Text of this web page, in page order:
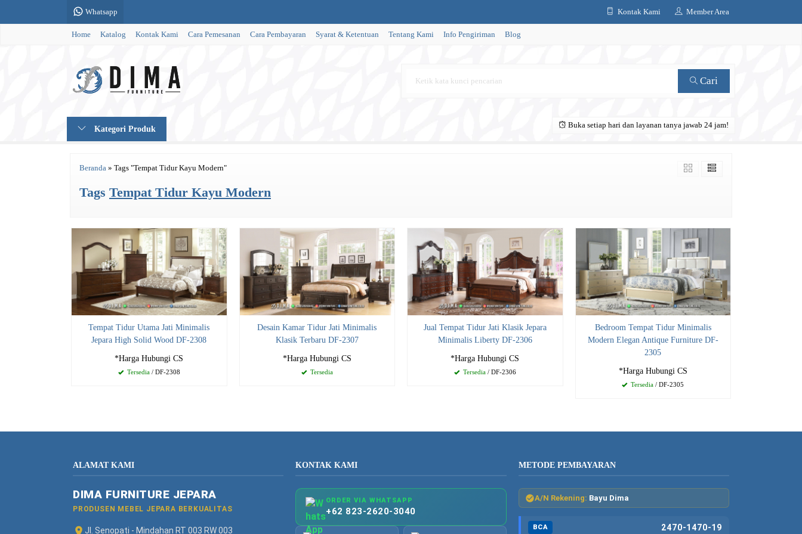
Whatsapp Kontak Kami Member Area
Home Katalog Kontak Kami Cara Pemesanan Cara Pembayaran Syarat & Ketentuan Tentang Kami Info Pengiriman Blog
Cari
Kategori Produk Buka setiap hari dan layanan tanya jawab 24 jam!
Beranda » Tags "Tempat Tidur Kayu Modern"
Tags Tempat Tidur Kayu Modern
Tempat Tidur Utama Jati Minimalis
Jepara High Solid Wood DF-2308
*Harga Hubungi CS
Tersedia/ DF-2308
Desain Kamar Tidur Jati Minimalis
Klasik Terbaru DF-2307
*Harga Hubungi CS
Tersedia
Jual Tempat Tidur Jati Klasik Jepara
Minimalis Liberty DF-2306
*Harga Hubungi CS
Tersedia/ DF-2306
Bedroom Tempat Tidur Minimalis
Modern Elegan Antique Furniture DF-
2305
*Harga Hubungi CS
Tersedia / DF-2305
ALAMAT KAMI
DIMA FURNITURE JEPARA
PRODUSEN MEBEL JEPARA BERKUALITAS
Jl. Senopati - Mindahan RT 003 RW 003
KONTAK KAMI
ORDER VIA WHATSAPP
+62 823-2620-3040
METODE PEMBAYARAN
A/N Rekening: Bayu Dima
BCA 2470-1470-19